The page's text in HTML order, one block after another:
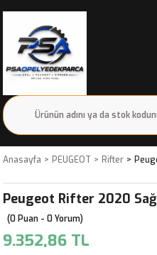
Anasayfa PEUGEOT Rifter
Peugeot Rifter 2020 Sağ
(0 Puan - 0 Yorum)
9.352,86 TL